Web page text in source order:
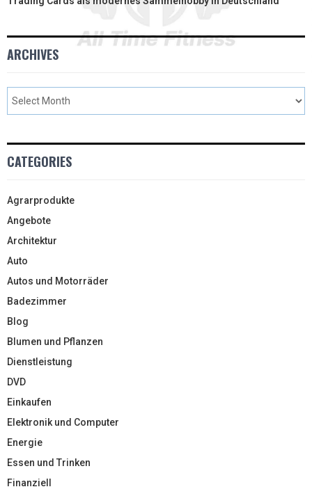
ARCHIVES
CATEGORIES
Agrarprodukte
Angebote
Architektur
Auto
Autos und Motorräder
Badezimmer
Blog
Blumen und Pflanzen
Dienstleistung
DVD
Einkaufen
Elektronik und Computer
Energie
Essen und Trinken
Finanziell